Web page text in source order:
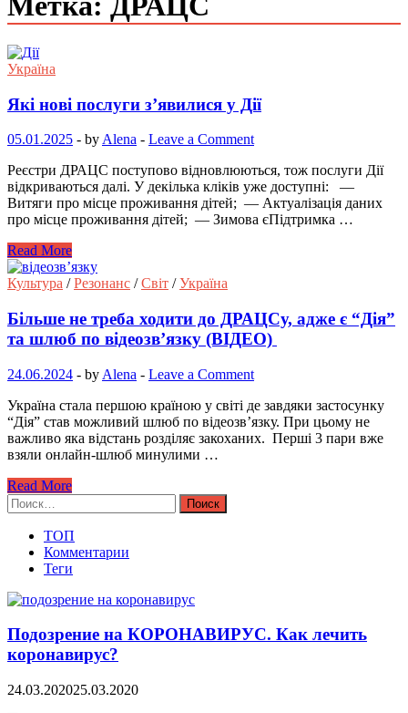
Україна
Які нові послуги з’явилися у Дії
05.01.2025 - by Alena - Leave a Comment
Реєстри ДРАЦС поступово відновлюються, тож послуги Дії
відкриваються далі. У декілька кліків уже доступні: —
Витяги про місце проживання дітей; — Актуалізація даних
про місце проживання дітей; — Зимова єПідтримка …
Read More
Культура /Резонанс /Світ /Україна
Більше не треба ходити до ДРАЦСу, адже є “Дія”
та шлюб по відеозв’язку (ВІДЕО)
24.06.2024 - by Alena - Leave a Comment
Україна стала першою країною у світі де завдяки застосунку
“Дія” став можливий шлюб по відеозв’язку. При цьому не
важливо яка відстань розділяє закоханих. Перші 3 пари вже
взяли онлайн-шлюб минулими …
Read More
Найти:
ТОП
Комментарии
Теги
Подозрение на КОРОНАВИРУС. Как лечить
коронавирус?
24.03.202025.03.2020